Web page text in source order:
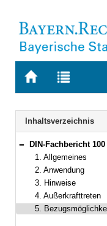
Zur
Zur
letzten
Suche
Navigation
Inhaltsverzeichnis
Bereich reduzieren
DIN-Fachbericht 100
1. Allgemeines
2. Anwendung
3. Hinweise
4. Außerkrafttreten
5.